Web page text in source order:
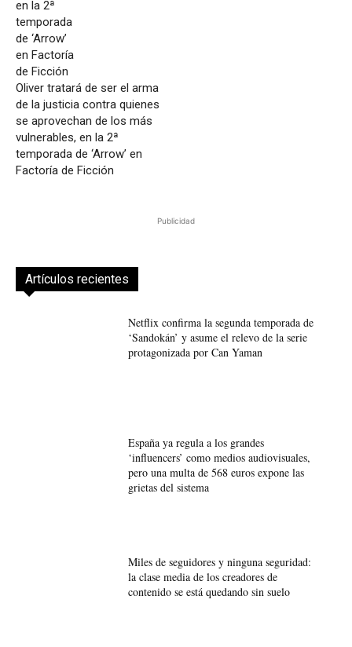
Oliver tratará de ser el arma
de la justicia contra quienes
se aprovechan de los más
vulnerables, en la 2ª
temporada de ‘Arrow’ en
Factoría de Ficción
Publicidad
Artículos recientes
Netflix confirma la segunda temporada de
‘Sandokán’ y asume el relevo de la serie
protagonizada por Can Yaman
España ya regula a los grandes
‘influencers’ como medios audiovisuales,
pero una multa de 568 euros expone las
grietas del sistema
Miles de seguidores y ninguna seguridad:
la clase media de los creadores de
contenido se está quedando sin suelo